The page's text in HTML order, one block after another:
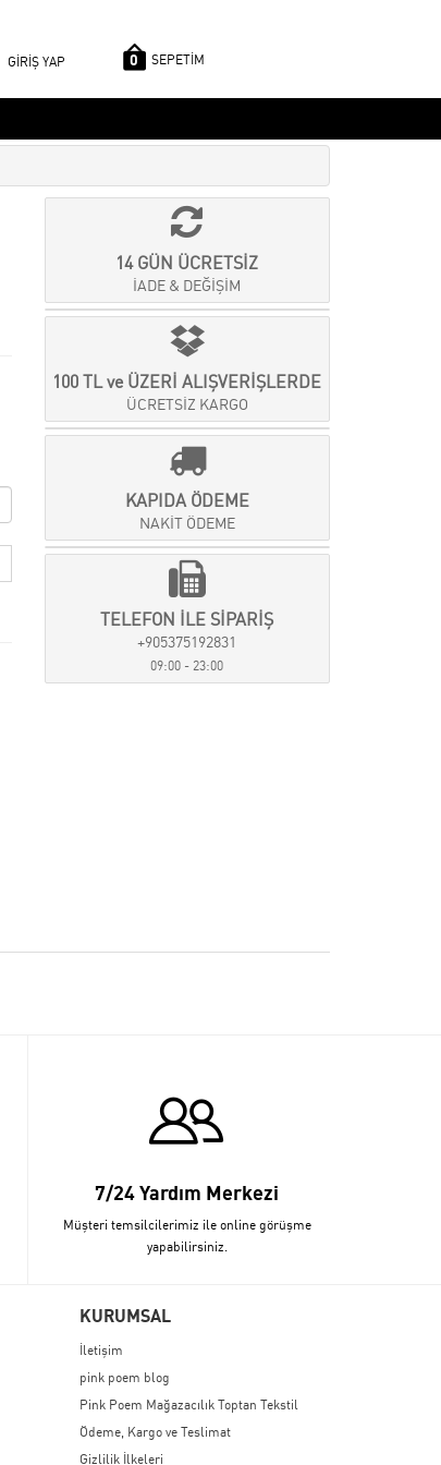
GİRİŞ YAP 0 SEPETİM
14 GÜN ÜCRETSİZ
İADE & DEĞİŞİM
100 TL ve ÜZERİ ALIŞVERİŞLERDE
ÜCRETSİZ KARGO
KAPIDA ÖDEME
NAKİT ÖDEME
TELEFON İLE SİPARİŞ
+905375192831
09:00 - 23:00
7/24 Yardım Merkezi
Müşteri temsilcilerimiz ile online görüşme
yapabilirsiniz.
KURUMSAL
İletişim
pink poem blog
Pink Poem Mağazacılık Toptan Tekstil
Ödeme, Kargo ve Teslimat
Gizlilik İlkeleri